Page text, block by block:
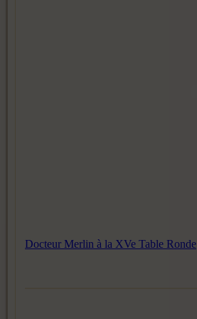
Docteur Merlin à la XVe Table Ronde